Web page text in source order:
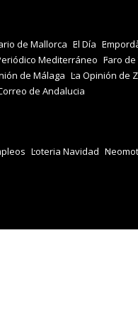
de Mallorca El Día
Mediterráneo Faro de
de Málaga La Opinión de
de Andalucia
Loteria Navidad